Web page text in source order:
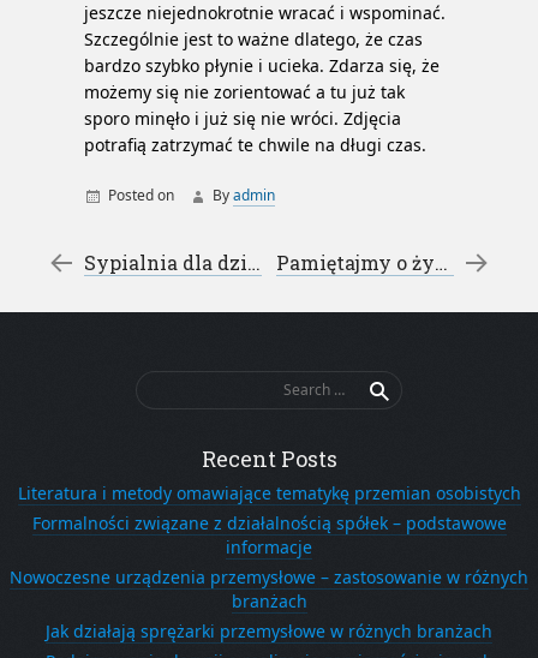
jeszcze niejednokrotnie wracać i wspominać.
Szczególnie jest to ważne dlatego, że czas
bardzo szybko płynie i ucieka. Zdarza się, że
możemy się nie zorientować a tu już tak
sporo minęło i już się nie wróci. Zdjęcia
potrafią zatrzymać te chwile na długi czas.
Posted on Byadmin
Post navigation
←
Sypialnia dla dziecka – łóżko z barierkąłóżko piętrowe Pamiętajmy o życzeniach na święta – Kartki Świąteczne
Search
for:
Recent Posts
Literatura i metody omawiające tematykę przemian osobistych
Formalności związane z działalnością spółek – podstawowe
informacje
Nowoczesne urządzenia przemysłowe – zastosowanie w różnych
branżach
Jak działają sprężarki przemysłowe w różnych branżach